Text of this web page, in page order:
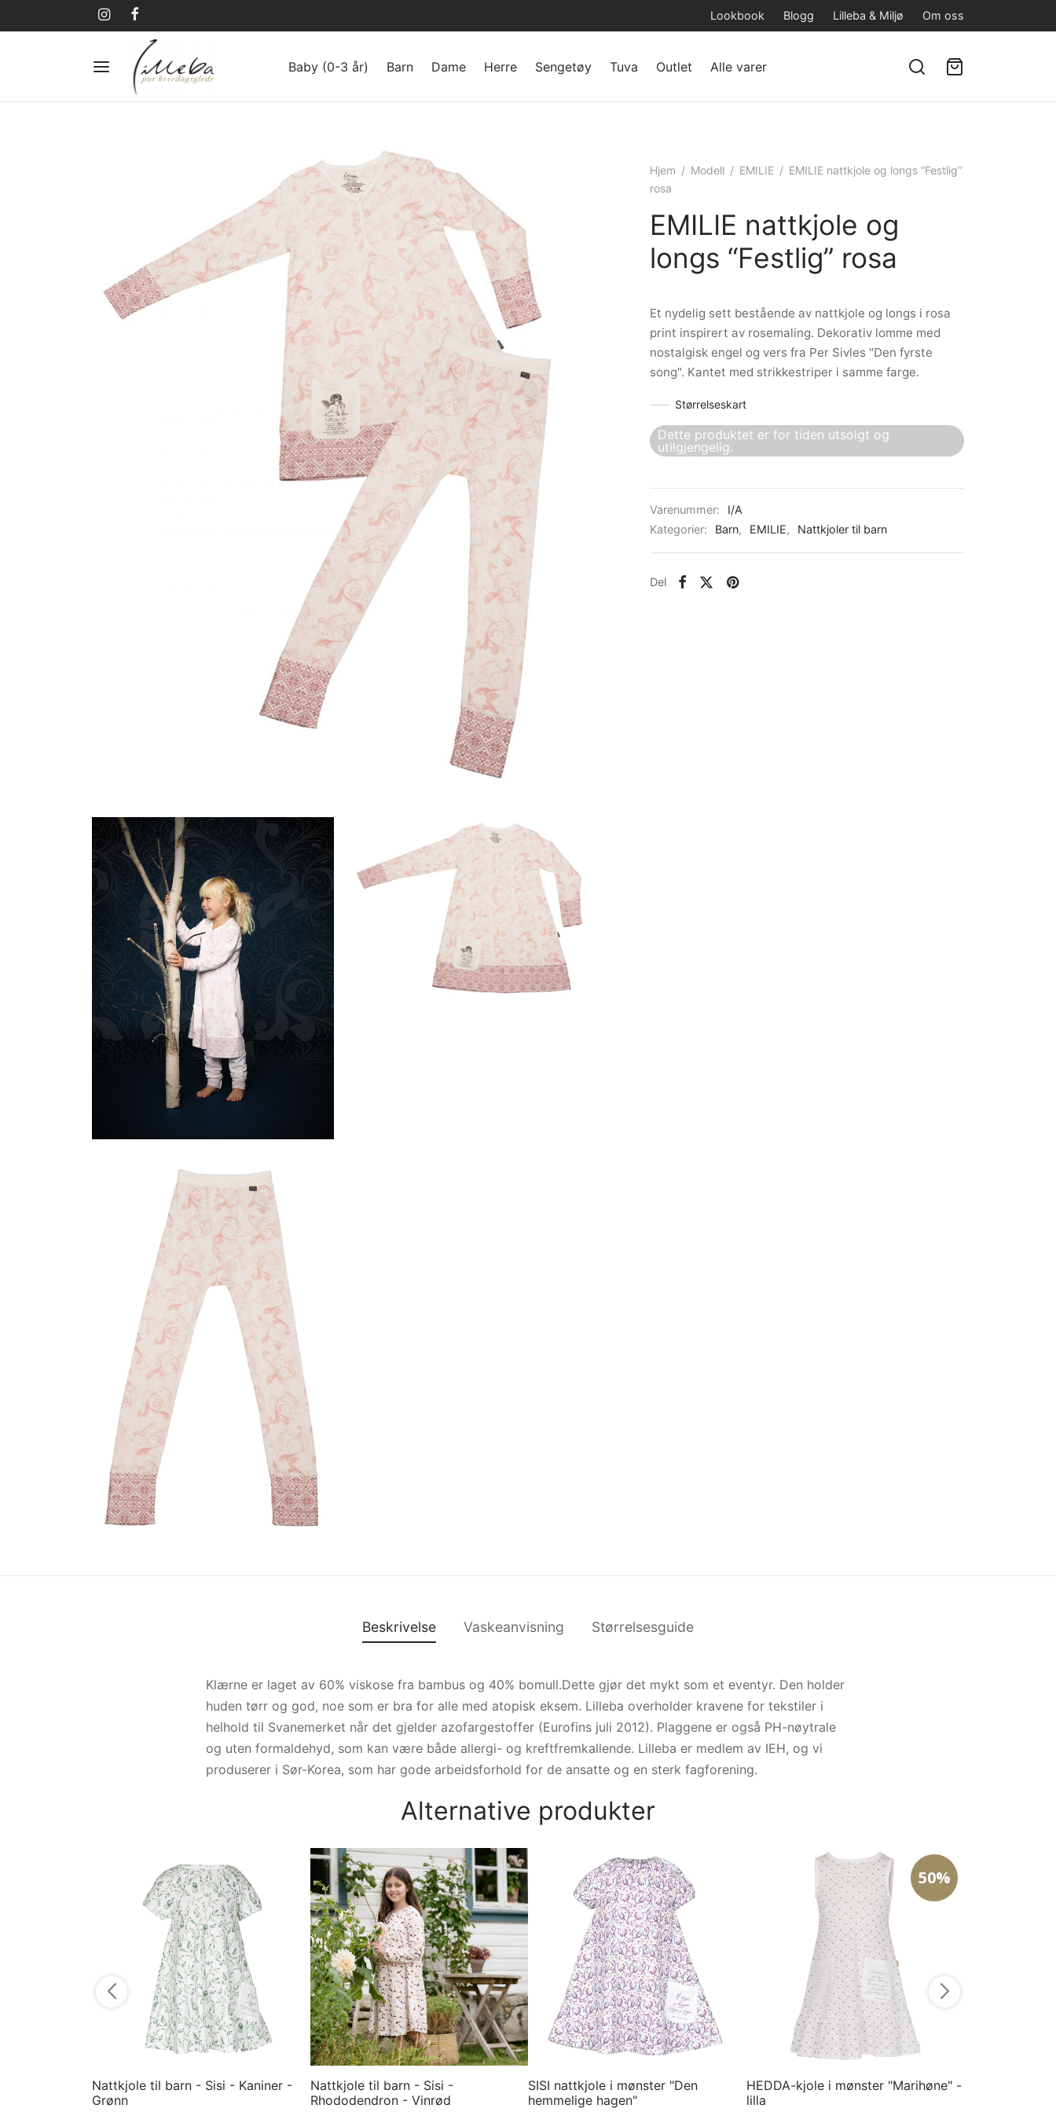
Lookbook Blogg Lilleba & Miljø Om oss
Baby (0-3 år) Barn Dame Herre Sengetøy Tuva Outlet Alle varer
Hjem / Modell / EMILIE / EMILIE nattkjole og longs “Festlig”
rosa
EMILIE nattkjole og
longs “Festlig” rosa
Et nydelig sett bestående av nattkjole og longs i rosa
print inspirert av rosemaling. Dekorativ lomme med
nostalgisk engel og vers fra Per Sivles "Den fyrste
song". Kantet med strikkestriper i samme farge.
Størrelseskart
Dette produktet er for tiden utsolgt og
utilgjengelig.
Varenummer:
I/A
Kategorier:
Barn, EMILIE, Nattkjoler til barn
Del
Beskrivelse Vaskeanvisning Størrelsesguide
Klærne er laget av 60% viskose fra bambus og 40% bomull.Dette gjør det mykt som et eventyr. Den holder
huden tørr og god, noe som er bra for alle med atopisk eksem. Lilleba overholder kravene for tekstiler i
helhold til Svanemerket når det gjelder azofargestoffer (Eurofins juli 2012). Plaggene er også PH-nøytrale
og uten formaldehyd, som kan være både allergi- og kreftfremkallende. Lilleba er medlem av IEH, og vi
produserer i Sør-Korea, som har gode arbeidsforhold for de ansatte og en sterk fagforening.
Alternative produkter
Nattkjole til barn - Sisi - Kaniner -
Grønn
Nattkjole til barn - Sisi -
Rhododendron - Vinrød
SISI nattkjole i mønster "Den
hemmelige hagen"
50%
HEDDA-kjole i mønster "Marihøne" -
lilla